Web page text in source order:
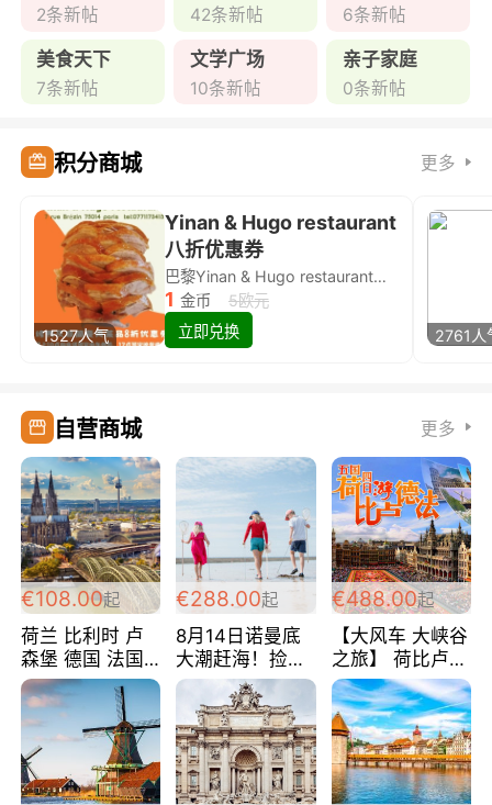
2条新帖 42条新帖 6条新帖
美食天下
7条新帖
文学广场
10条新帖
亲子家庭
0条新帖
积分商城 更多
1527人气
Yinan & Hugo restaurant
八折优惠券
巴黎Yinan & Hugo restaurant除简餐类全场8折
1 金币
5欧元
立即兑换
2761人
自营商城 更多
€108.00起
荷兰 比利时 卢
森堡 德国 法国
超爽玩遍西欧 循
环线 全程四星宾
馆 108欧/人/天
€288.00起
8月14日诺曼底
大潮赶海！捡海
鲜！轻轻松松海
边爽玩三日游
288欧/人
€488.00起
【大风车 大峡谷
之旅】 荷比卢德
法 巴黎上下 经
典五国四日游
488欧/人